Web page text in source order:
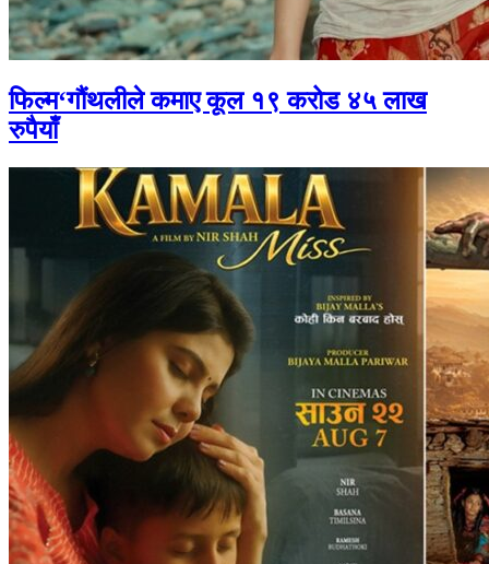
फिल्म‘गौंथलीले कमाए कूल १९ करोड ४५ लाख
रुपैयाँ